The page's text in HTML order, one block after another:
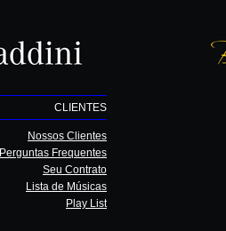
CLIENTES
Nossos Clientes
Perguntas Frequentes
Seu Contrato
Lista de Músicas
Play List